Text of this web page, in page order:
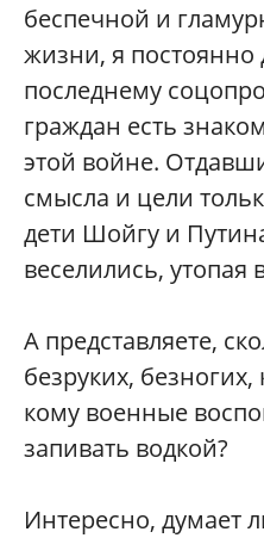
беспечной и
жизни, я постоянно
последнему
граждан есть
этой войне.
смысла и цели
дети Шойгу и
веселились, утопая
А представляете,
безруких, безногих,
кому военные
запивать водкой?
Интересно, думает